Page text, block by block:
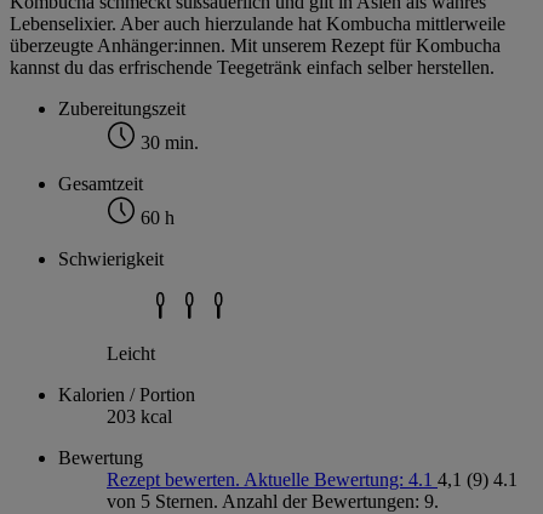
Lebenselixier. Aber auch hierzulande hat Kombucha mittlerweile
überzeugte Anhänger:innen. Mit unserem Rezept für Kombucha
kannst du das erfrischende Teegetränk einfach selber herstellen.
Zubereitungszeit
30 min.
Gesamtzeit
60 h
Schwierigkeit
Leicht
Kalorien / Portion
203 kcal
Bewertung
Rezept bewerten. Aktuelle Bewertung: 4.1 4,1 (9) 4.1
von 5 Sternen. Anzahl der Bewertungen: 9.